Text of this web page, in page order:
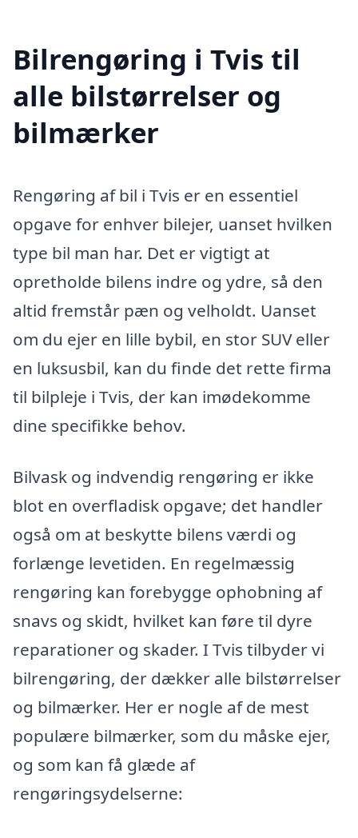
Bilrengøring i Tvis til
alle bilstørrelser og
bilmærker
Rengøring af bil i Tvis er en essentiel
opgave for enhver bilejer, uanset hvilken
type bil man har. Det er vigtigt at
opretholde bilens indre og ydre, så den
altid fremstår pæn og velholdt. Uanset
om du ejer en lille bybil, en stor SUV eller
en luksusbil, kan du finde det rette firma
til bilpleje i Tvis, der kan imødekomme
dine specifikke behov.
Bilvask og indvendig rengøring er ikke
blot en overfladisk opgave; det handler
også om at beskytte bilens værdi og
forlænge levetiden. En regelmæssig
rengøring kan forebygge ophobning af
snavs og skidt, hvilket kan føre til dyre
reparationer og skader. I Tvis tilbyder vi
bilrengøring, der dækker alle bilstørrelser
og bilmærker. Her er nogle af de mest
populære bilmærker, som du måske ejer,
og som kan få glæde af
rengøringsydelserne: